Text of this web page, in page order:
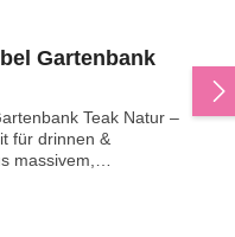
Gartenbank
Teak Natur –
für drinnen &
massivem,
auf